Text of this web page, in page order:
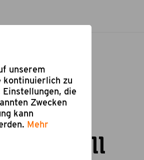
Grill
unserem
kontinuierlich zu
die
Zwecken
kann
Mehr